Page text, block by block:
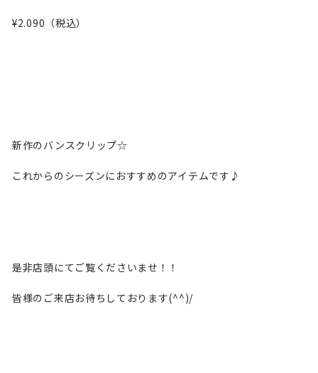
¥2.090（税込）
新作のバンスクリップ☆
これからのシーズンにおすすめのアイテムです♪
是非店頭にてご覧くださいませ！！
皆様のご来店お待ちしております(^^)/